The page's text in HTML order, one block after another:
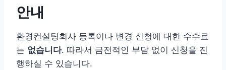
안내
환경컨설팅회사 등록이나 변경 신청에 대한 수수료
는 없습니다. 따라서 금전적인 부담 없이 신청을 진
행하실 수 있습니다.